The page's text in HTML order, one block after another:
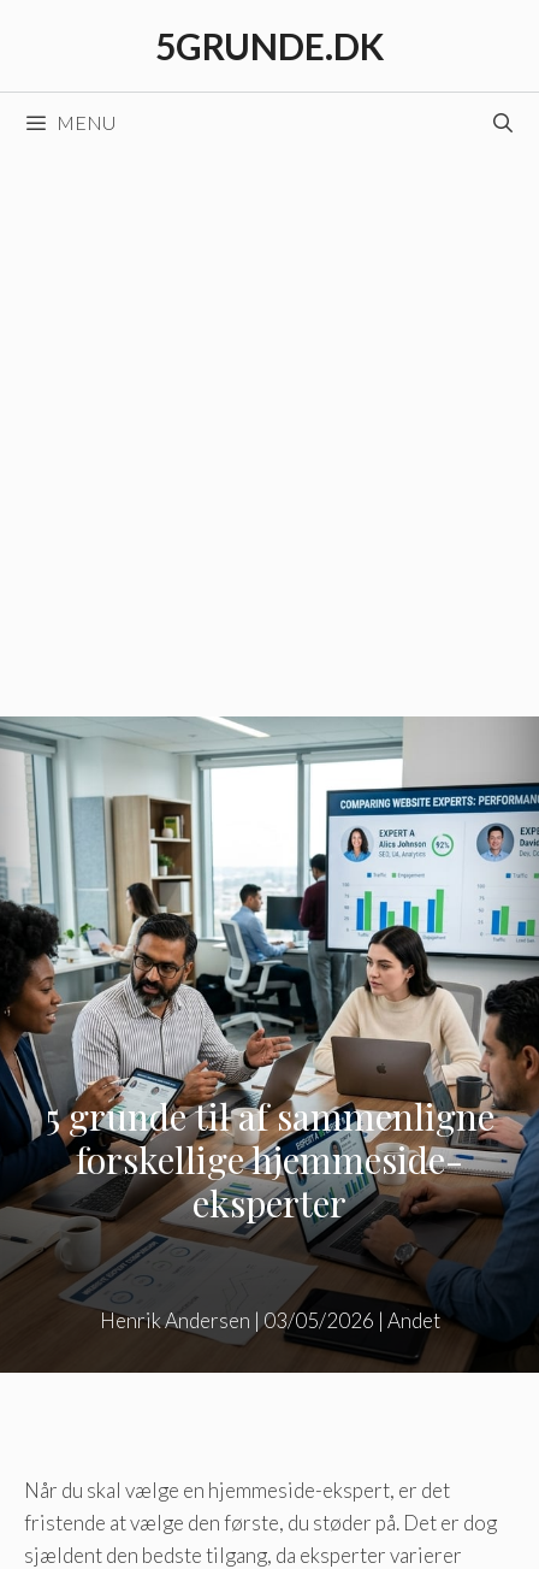
5GRUNDE.DK
MENU
5 grunde til af sammenligne
forskellige hjemmeside-
eksperter
Henrik Andersen |03/05/2026 | Andet
Når du skal vælge en hjemmeside-ekspert, er det
fristende at vælge den første, du støder på. Det er dog
sjældent den bedste tilgang, da eksperter varierer